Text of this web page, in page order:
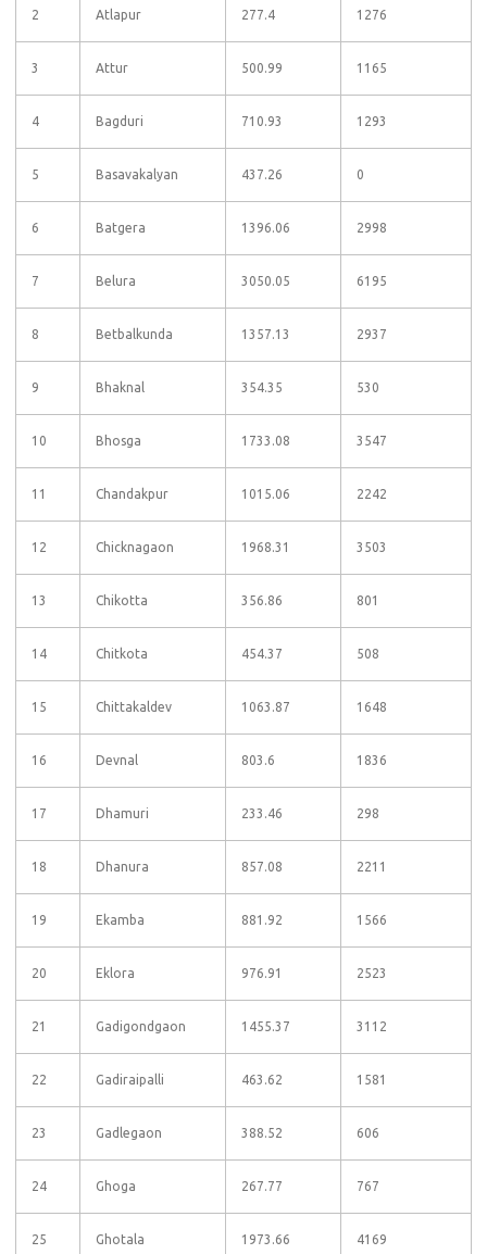
2 Atlapur 277.4 1276
3 Attur 500.99 1165
4 Bagduri 710.93 1293
5 Basavakalyan 437.26 0
6 Batgera 1396.06 2998
7 Belura 3050.05 6195
8 Betbalkunda 1357.13 2937
9 Bhaknal 354.35 530
10 Bhosga 1733.08 3547
11 Chandakpur 1015.06 2242
12 Chicknagaon 1968.31 3503
13 Chikotta 356.86 801
14 Chitkota 454.37 508
15 Chittakaldev 1063.87 1648
16 Devnal 803.6 1836
17 Dhamuri 233.46 298
18 Dhanura 857.08 2211
19 Ekamba 881.92 1566
20 Eklora 976.91 2523
21 Gadigondgaon 1455.37 3112
22 Gadiraipalli 463.62 1581
23 Gadlegaon 388.52 606
24 Ghoga 267.77 767
25 Ghotala 1973.66 4169